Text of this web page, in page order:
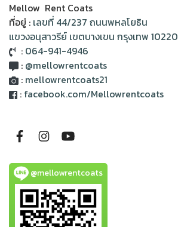
Mellow Rent Coats
ที่อยู่ : เลขที่ 44/237 ถนนพหลโยธิน
แขวงอนุสาวรีย์ เขตบางเขน กรุงเทพ 10220
: 064-941-4946
: @mellowrentcoats
: mellowrentcoats21
: facebook.com/Mellowrentcoats
@mellowrentcoats